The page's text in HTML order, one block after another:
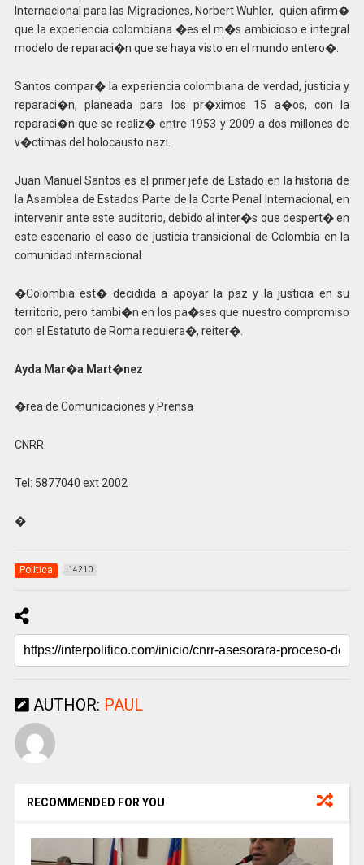
Internacional para las Migraciones, Norbert Wuhler, quien afirm�
que la experiencia colombiana �es el m�s ambicioso e integral
modelo de reparaci�n que se haya visto en el mundo entero�.
Santos compar� la experiencia colombiana de verdad, justicia y
reparaci�n, planeada para los pr�ximos 15 a�os, con la
reparaci�n que se realiz� entre 1953 y 2009 a dos millones de
v�ctimas del holocausto nazi.
Juan Manuel Santos es el primer jefe de Estado en la historia de
la Asamblea de Estados Parte de la Corte Penal Internacional, en
intervenir ante este auditorio, debido al inter�s que despert� en
este escenario el caso de justicia transicional de Colombia en la
comunidad internacional.
�Colombia est� decidida a apoyar la paz y la justicia en su
territorio, pero tambi�n en los pa�ses que nuestro compromiso
con el Estatuto de Roma requiera�, reiter�.
Ayda Mar�a Mart�nez
�rea de Comunicaciones y Prensa
CNRR
Tel: 5877040 ext 2002
�
Politica 14210
AUTHOR: PAUL
RECOMMENDED FOR YOU